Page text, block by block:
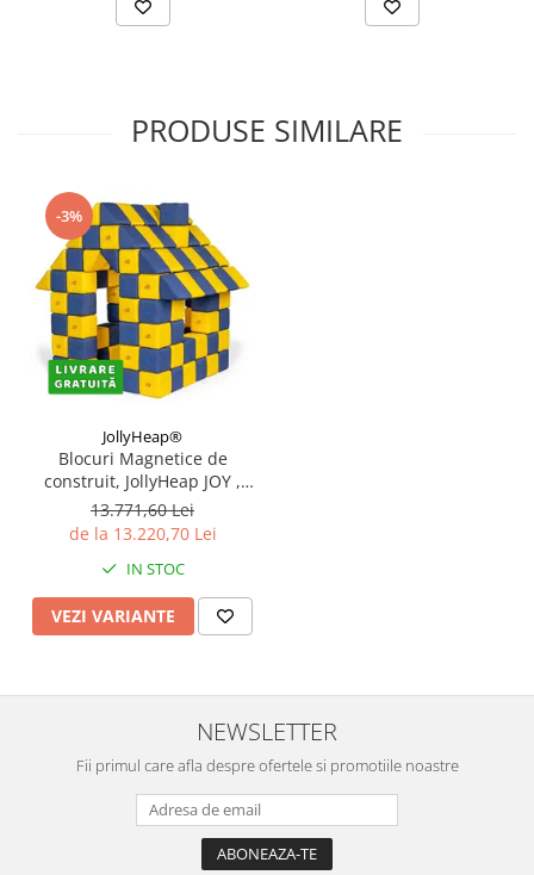
PRODUSE SIMILARE
-3%
JollyHeap®
Blocuri Magnetice de
construit, JollyHeap JOY ,
150 cuburi, Diverse culori
13.771,60 Lei
de la 13.220,70 Lei
IN STOC
VEZI VARIANTE
NEWSLETTER
Fii primul care afla despre ofertele si promotiile noastre